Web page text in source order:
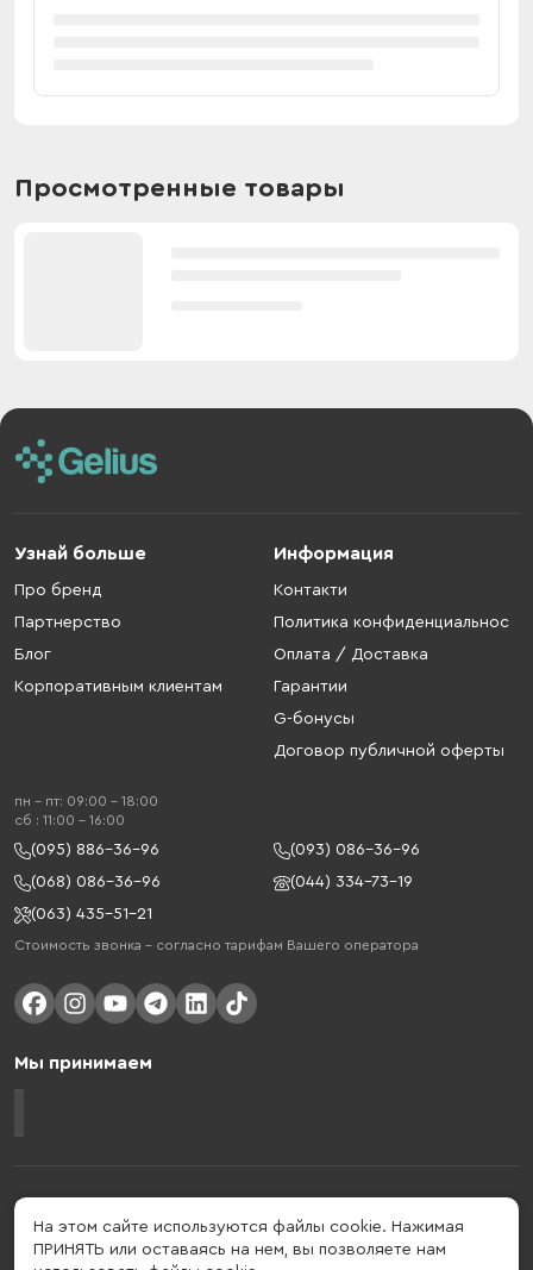
Просмотренные товары
Узнай больше
Про бренд
Партнерство
Блог
Корпоративным клиентам
Информация
Контакти
Политика конфиденциальнос
Оплата / Доставка
Гарантии
G-бонусы
Договор публичной оферты
пн - пт: 09:00 - 18:00
cб : 11:00 - 16:00
(095) 886-36-96
(093) 086-36-96
(068) 086-36-96
(044) 334-73-19
(063) 435-51-21
Стоимость звонка – согласно тарифам Вашего оператора
Мы принимаем
Gelius - украинский бренд, который активно развивается в сфере
умных гаджетов и мобильных аксессуаров. Бренд подтвержден в 2013
году. Gelius - это больше, чем просто бренд, этот стиль жизни,
который об'єднує в собі драйв, радость, скорость, новації и
На этом сайте используются файлы cookie. Нажимая
ПРИНЯТЬ или оставаясь на нем, вы позволяете нам